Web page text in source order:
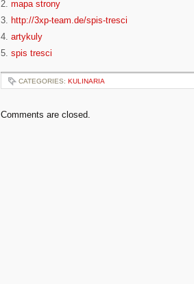
2. mapa strony
3. http://3xp-team.de/spis-tresci
4. artykuly
5. spis tresci
CATEGORIES: KULINARIA
Comments are closed.